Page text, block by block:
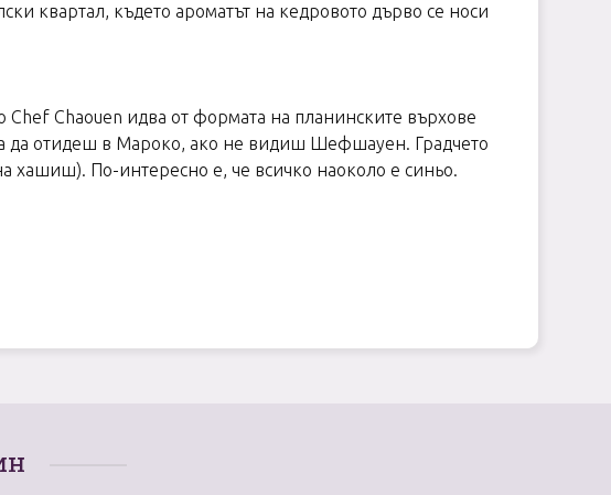
квартал, където ароматът на кедровото дърво се носи
Chaouen идва от формата на планинските върхове
да отидеш в Мароко, ако не видиш Шефшауен. Градчето
хашиш). По-интересно е, че всичко наоколо е синьо.